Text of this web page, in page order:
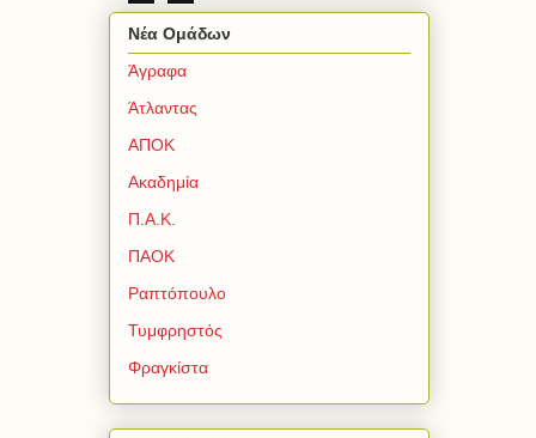
Νέα Ομάδων
Άγραφα
Άτλαντας
ΑΠΟΚ
Ακαδημία
Π.Α.Κ.
ΠΑΟΚ
Ραπτόπουλο
Τυμφρηστός
Φραγκίστα